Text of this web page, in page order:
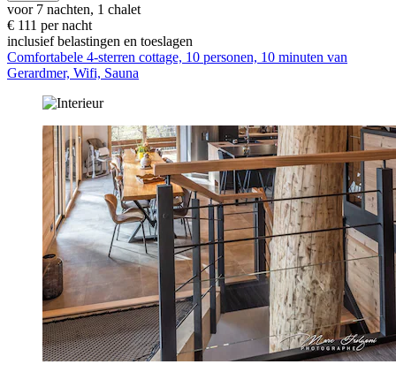
voor 7 nachten, 1 chalet
€ 111 per nacht
inclusief belastingen en toeslagen
Comfortabele 4-sterren cottage, 10 personen, 10 minuten van
Gerardmer, Wifi, Sauna